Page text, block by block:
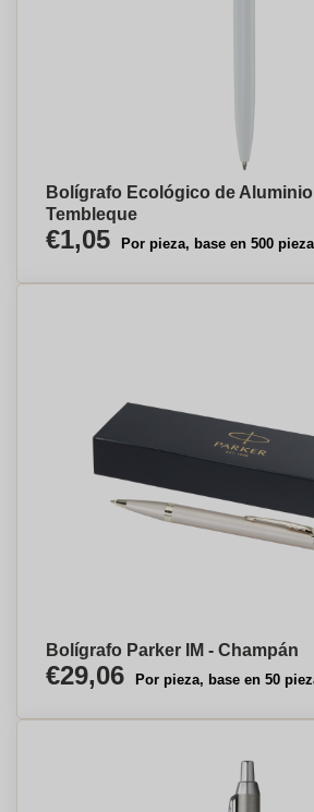
Bolígrafo Ecológico de
Tembleque
€1,05 Por pieza, base en 500
Bolígrafo Parker IM - Champán
€29,06 Por pieza, base en 50